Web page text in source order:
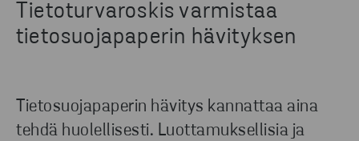
Tietoturvaroskis varmistaa
tietosuojapaperin hävityksen
Tietosuojapaperin hävitys kannattaa aina
tehdä huolellisesti. Luottamuksellisia ja